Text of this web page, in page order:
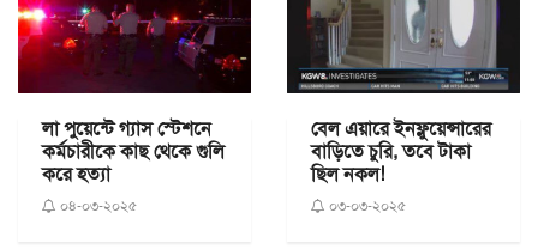
লা পুয়েন্টে গ্যাস স্টেশনে
কর্মচারীকে কাছ থেকে গুলি
করে হত্যা
০৪-০৩-২০২৫
বেল এয়ারে ইনফ্লুয়েন্সারের
বাড়িতে চুরি, তবে টাকা
ছিল নকল!
০৩-০৩-২০২৫